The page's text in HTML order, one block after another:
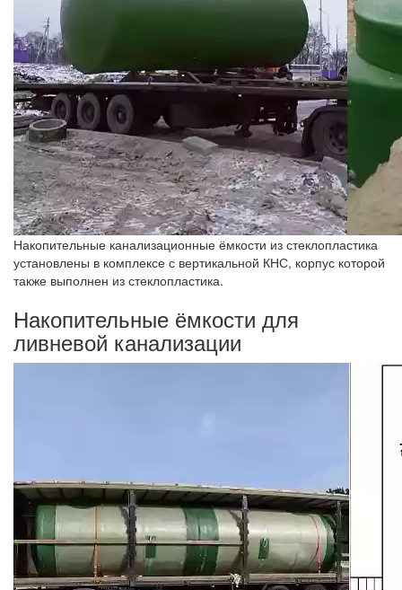
Накопительные канализационные ёмкости из стеклопластика
установлены в комплексе с вертикальной КНС, корпус которой
также выполнен из стеклопластика.
Накопительные ёмкости для
ливневой канализации